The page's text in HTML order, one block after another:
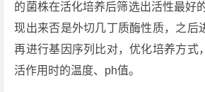
的菌株在活化培养后筛选出活性最好
现出来否是外切几丁质酶性质，之后
再进行基因序列比对，优化培养方式
活作用时的温度、ph值。